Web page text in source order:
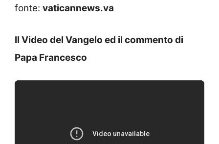
fonte: vaticannews.va
Il Video del Vangelo ed il commento di
Papa Francesco